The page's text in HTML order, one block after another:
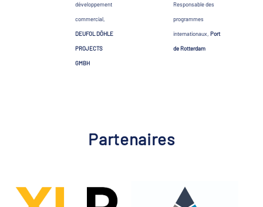
développement
commercial,
DEUFOL DÖHLE
PROJECTS
GMBH
Responsable des
programmes
internationaux, Port
de Rotterdam
Partenaires